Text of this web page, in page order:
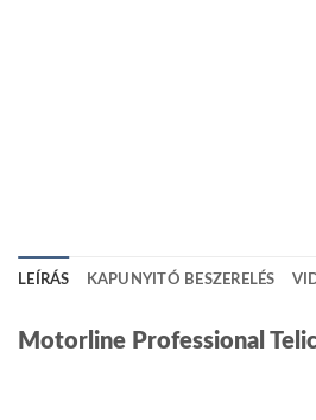
LEÍRÁS KAPUNYITÓ BESZERELÉS
Motorline Professional